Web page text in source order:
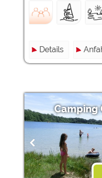
Details
Camping